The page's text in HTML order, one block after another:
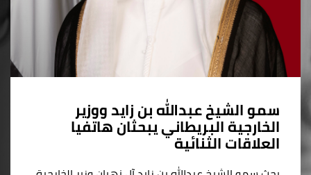
سمو الشيخ عبدالله بن زايد ووزير
الخارجية البريطاني يبحثان هاتفيا
العلاقات الثنائية